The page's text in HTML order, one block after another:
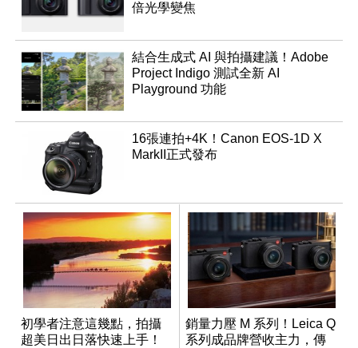
倍光學變焦
結合生成式 AI 與拍攝建議！Adobe
Project Indigo 測試全新 AI
Playground 功能
16張連拍+4K！Canon EOS-1D X
MarkII正式發布
初學者注意這幾點，拍攝
超美日出日落快速上手！
銷量力壓 M 系列！Leica Q
系列成品牌營收主力，傳